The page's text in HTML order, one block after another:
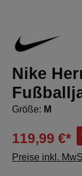
Nike
Größe: M
119,99 €*
Preise inkl.